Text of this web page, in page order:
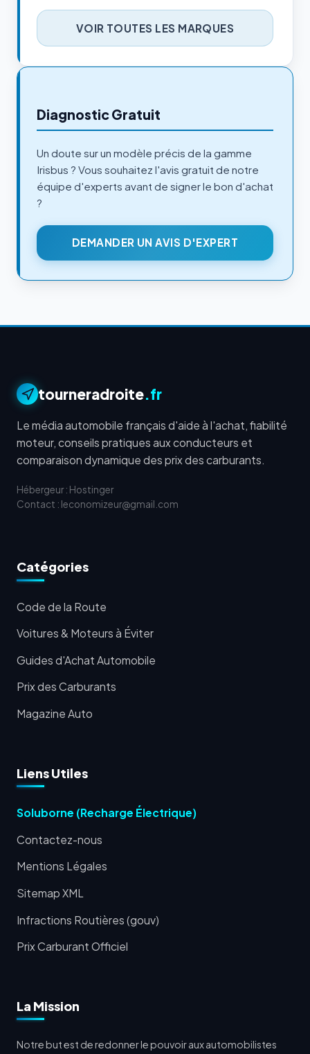
VOIR TOUTES LES MARQUES
Diagnostic Gratuit
Un doute sur un modèle précis de la gamme
Irisbus ? Vous souhaitez l'avis gratuit de notre
équipe d'experts avant de signer le bon d'achat
?
DEMANDER UN AVIS D'EXPERT
tourneradroite.fr
Le média automobile français d'aide à l'achat, fiabilité
moteur, conseils pratiques aux conducteurs et
comparaison dynamique des prix des carburants.
Hébergeur : Hostinger
Contact : leconomizeur@gmail.com
Catégories
Code de la Route
Voitures & Moteurs à Éviter
Guides d'Achat Automobile
Prix des Carburants
Magazine Auto
Liens Utiles
Soluborne (Recharge Électrique)
Contactez-nous
Mentions Légales
Sitemap XML
Infractions Routières (gouv)
Prix Carburant Officiel
La Mission
Notre but est de redonner le pouvoir aux automobilistes